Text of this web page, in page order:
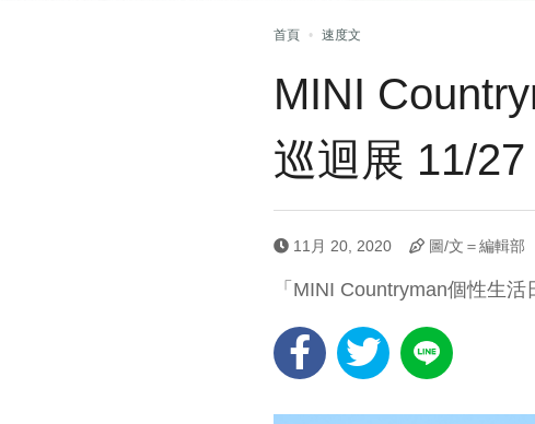
首頁 速度文
MINI
巡迴展 11/
11月 20, 2020 圖/文＝編輯部
「MINI Countryman個性生